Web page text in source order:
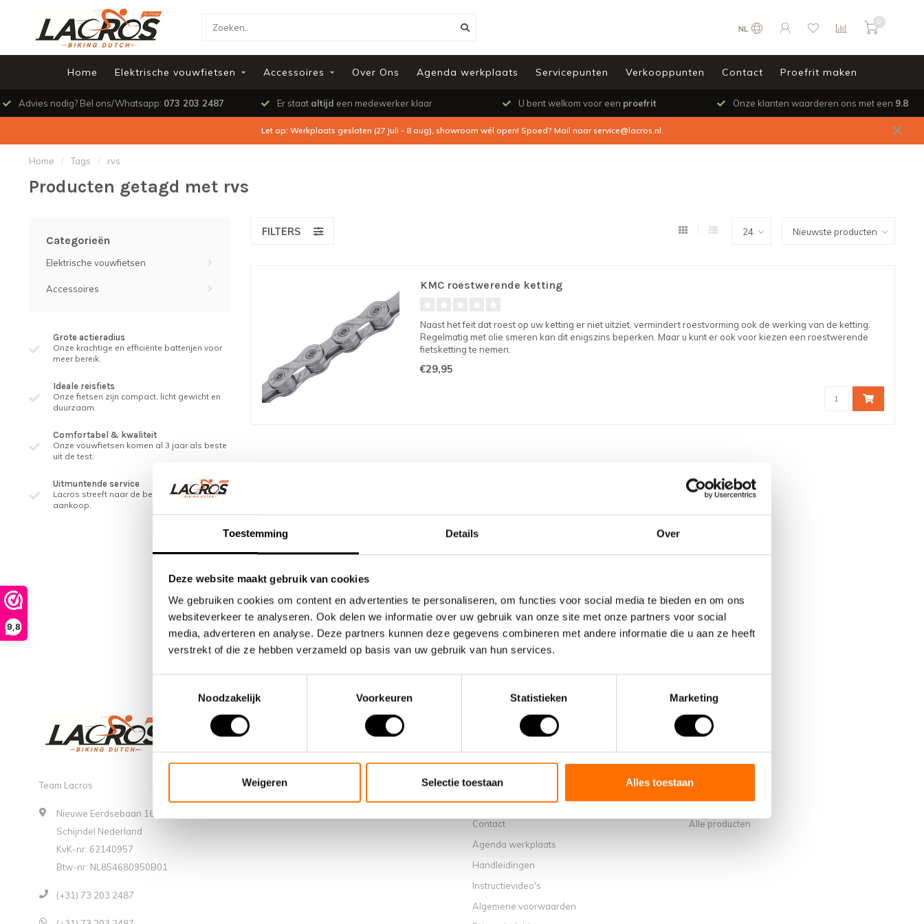
9,8
Toestemming Details Over
Deze website maakt gebruik van cookies
We gebruiken cookies om content en advertenties te personaliseren, om functies voor social media te bieden en om ons
websiteverkeer te analyseren. Ook delen we informatie over uw gebruik van onze site met onze partners voor social
media, adverteren en analyse. Deze partners kunnen deze gegevens combineren met andere informatie die u aan ze heeft
verstrekt of die ze hebben verzameld op basis van uw gebruik van hun services.
Noodzakelijk
Voorkeuren Statistieken Marketing
Weigeren Selectie toestaan Alles toestaan
NL
0
Home Elektrische vouwfietsen Accessoires Over Ons Agenda werkplaats Servicepunten Verkooppunten Contact Proefrit maken
Advies nodig? Bel ons/Whatsapp: 073 203 2487 Er staat altijd een medewerker klaar U bent welkom voor een proefrit Onze klanten waarderen ons met een 9.8
Let op: Werkplaats gesloten (27 juli - 8 aug), showroom wél open! Spoed? Mail naarservice@lacros.nl.
Home / Tags / rvs
Producten getagd met rvs
Categorieën
Elektrische vouwfietsen
Accessoires
Grote actieradius
Onze krachtige en efficiënte batterijen voor
meer bereik.
Ideale reisfiets
Onze fietsen zijn compact, licht gewicht en
duurzaam.
Comfortabel & kwaliteit
Onze vouwfietsen komen al 3 jaar als beste
uit de test.
Uitmuntende service
Lacros streeft naar de beste service, ook na
aankoop.
FILTERS
KMC roestwerende ketting
Naast het feit dat roest op uw ketting er niet uitziet, vermindert roestvorming ook de werking van de ketting.
Regelmatig met olie smeren kan dit enigszins beperken. Maar u kunt er ook voor kiezen een roestwerende
fietsketting te nemen.
€29,95
Team Lacros
Nieuwe Eerdsebaan 16, 5482 VS
Schijndel Nederland
KvK-nr: 62140957
Btw-nr: NL854680950B01
(+31) 73 203 2487
Waarom een elektrische vouwfiets van Lacros
Showroom Schijndel
Verkooppunten
Contact
Agenda werkplaats
Handleidingen
Instructievideo's
Algemene voorwaarden
Mijn account
Mijn bestellingen
Mijn verlanglijst
Vergelijk
Alle producten